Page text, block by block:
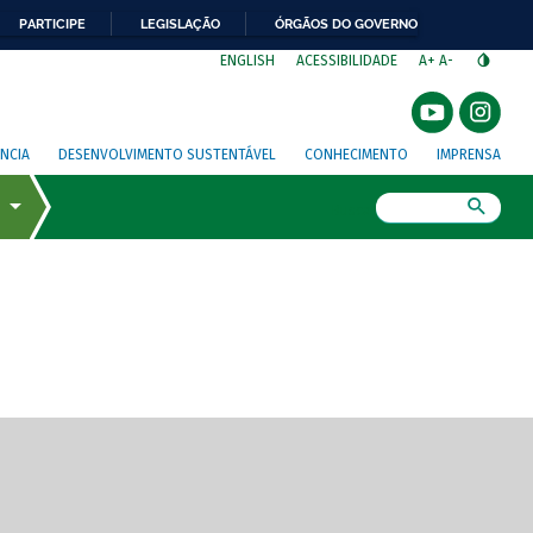
PARTICIPE LEGISLAÇÃO ÓRGÃOS DO GOVERNO
ENGLISH ACESSIBILIDADE A+ A-
DESENVOLVIMENTO SUSTENTÁVEL CONHECIMENTO IMPRENSA
de tela